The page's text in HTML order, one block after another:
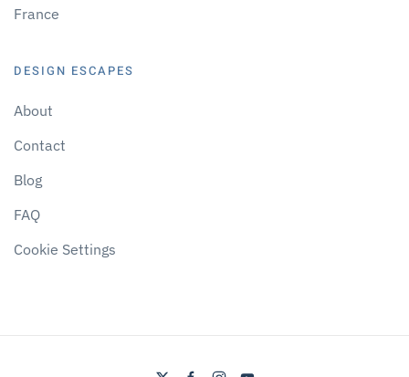
France
DESIGN ESCAPES
About
Contact
Blog
FAQ
Cookie Settings